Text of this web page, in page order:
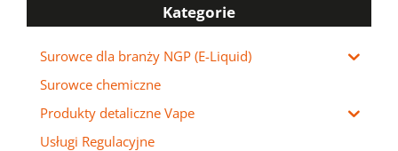
Kategorie
Surowce dla branży NGP (E-Liquid)
Surowce chemiczne
Produkty detaliczne Vape
Usługi Regulacyjne